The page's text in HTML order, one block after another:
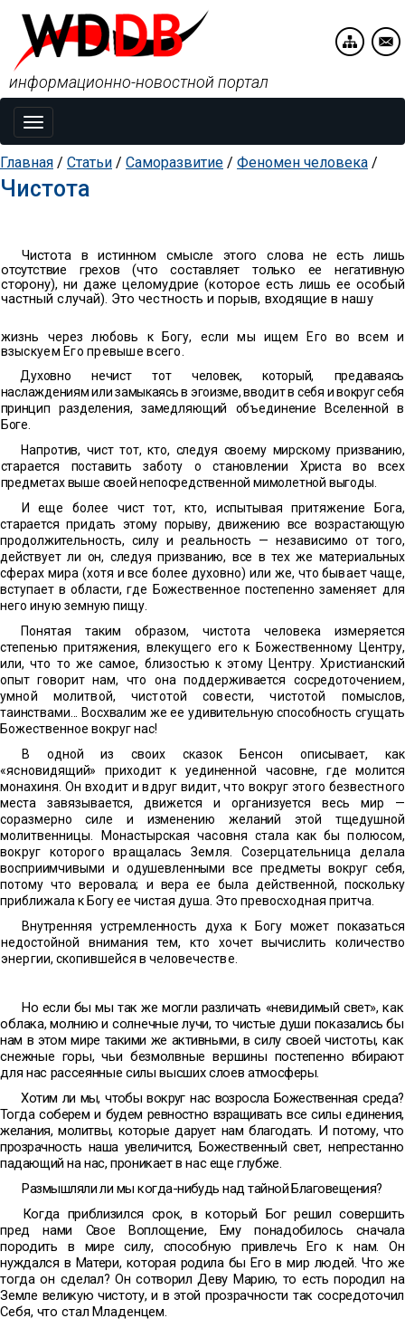
Toggle
navigation
информационно-новостной портал
Главная / Статьи / Саморазвитие / Феномен человека /
Чистота
Чистота в истинном смысле этого слова не есть лишь
отсутствие грехов (что составляет только ее негативную
сторону), ни даже целомудрие (которое есть лишь ее особый
частный случай). Это честность и порыв, входящие в нашу
жизнь через любовь к Богу, если мы ищем Его во всем и
взыскуем Его превыше всего.
Духовно нечист тот человек, который, предаваясь
наслаждениям или замыкаясь в эгоизме, вводит в себя и вокруг себя
принцип разделения, замедляющий объединение Вселенной в
Боге.
Напротив, чист тот, кто, следуя своему мирскому призванию,
старается поставить заботу о становлении Христа во всех
предметах выше своей непосредственной мимолетной выгоды.
И еще более чист тот, кто, испытывая притяжение Бога,
старается придать этому порыву, движению все возрастающую
продолжительность, силу и реальность — независимо от того,
действует ли он, следуя призванию, все в тех же материальных
сферах мира (хотя и все более духовно) или же, что бываетчаще,
вступает в области, где Божественное постепенно заменяет для
него иную земную пищу.
Понятая таким образом, чистота человека измеряется
степенью притяжения, влекущего его к Божественному Центру,
или, что то же самое, близостью к этому Центру. Христианский
опыт говорит нам, что она поддерживается сосредоточением,
умной молитвой, чистотой совести, чистотой помыслов,
таинствами... Восхвалим же ее удивительную способность сгущать
Божественное вокруг нас!
В одной из своих сказок Бенсон описывает, как
«ясновидящий» приходит к уединенной часовне, где молится
монахиня. Он входит и вдруг видит, что вокруг этого безвестного
места завязывается, движется и организуется весь мир —
соразмерно силе и изменению желаний этой тщедушной
молитвенницы. Монастырская часовня стала как бы полюсом,
вокруг которого вращалась Земля. Созерцательница делала
восприимчивыми и одушевленными все предметы вокруг себя,
потому что веровала; и вера ее была действенной, поскольку
приближала к Богу ее чистая душа. Это превосходная притча.
Внутренняя устремленность духа к Богу может показаться
недостойной внимания тем, кто хочет вычислить количество
энергии, скопившейся в человечестве.
Но если бы мы так же могли различать «невидимый свет»,как
облака, молнию и солнечные лучи, то чистые души показались бы
нам в этом мире такими же активными, в силу своейчистоты, как
снежные горы, чьи безмолвные вершины постепенно вбирают
для нас рассеянные силы высших слоев атмосферы.
Хотим ли мы, чтобы вокруг нас возросла Божественная среда?
Тогда соберем и будем ревностно взращивать все силы единения,
желания, молитвы, которые дарует нам благодать. И потому, что
прозрачность наша увеличится, Божественный свет,непрестанно
падающий на нас, проникает в нас еще глубже.
Размышляли ли мы когда-нибудь над тайной Благовещения?
Когда приблизился срок, в который Бог решил совершить
пред нами Свое Воплощение, Ему понадобилось сначала
породить в мире силу, способную привлечь Его к нам. Он
нуждался в Матери, которая родила бы Его в мир людей. Что же
тогда он сделал? Он сотворил Деву Марию, то есть породил на
Земле великую чистоту, и в этой прозрачности так сосредоточил
Себя, что стал Младенцем.